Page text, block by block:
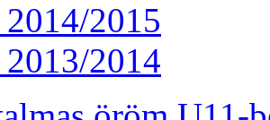
2014/2015
2013/2014